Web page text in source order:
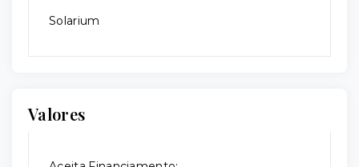
Solarium
Valores